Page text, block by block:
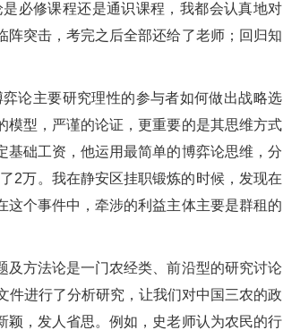
必修课程还是通识课程，我都会认真地对
突击，考完之后全部还给了老师；回归知
论主要研究理性的参与者如何做出战略选
型，严谨的论证，更重要的是其思维方式
础工资，他运用最简单的博弈论思维，分
2万。我在静安区挂职锻炼的时候，发现在
个事件中，牵涉的利益主体主要是群租的
及方法论是一门农经类、前沿型的研究讨论
件进行了分析研究，让我们对中国三农的政
，发人省思。例如，史老师认为农民的行